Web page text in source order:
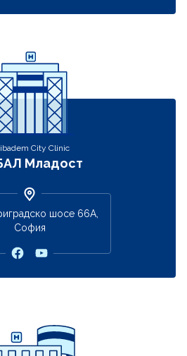
City Clinic
Младост
шосе 66А,
София